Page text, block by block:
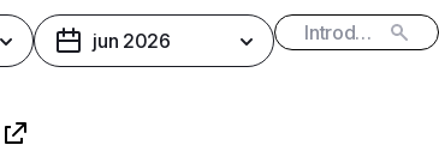
jun 2026